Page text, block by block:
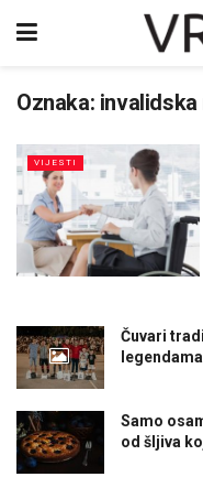
Oznaka: invalidska
VIJESTI
Čuvari
Samo
od šljiva